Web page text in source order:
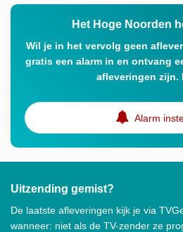
Het Hoge Noorden
Wil je in het vervolg geen
gratis een alarm in en ontvang
afleveringen zijn.
Alarm
Uitzending gemist?
De laatste afleveringen kijk je via
wanneer: niet als de TV-zender ze